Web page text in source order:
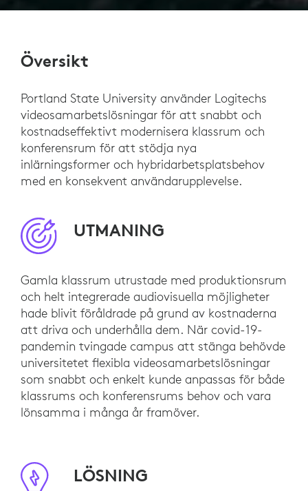
Översikt
Portland State University använder Logitechs
videosamarbetslösningar för att snabbt och
kostnadseffektivt modernisera klassrum och
konferensrum för att stödja nya
inlärningsformer och hybridarbetsplatsbehov
med en konsekvent användarupplevelse.
UTMANING
Gamla klassrum utrustade med produktionsrum
och helt integrerade audiovisuella möjligheter
hade blivit föråldrade på grund av kostnaderna
att driva och underhålla dem. När covid-19-
pandemin tvingade campus att stänga behövde
universitetet flexibla videosamarbetslösningar
som snabbt och enkelt kunde anpassas för både
klassrums och konferensrums behov och vara
lönsamma i många år framöver.
LÖSNING